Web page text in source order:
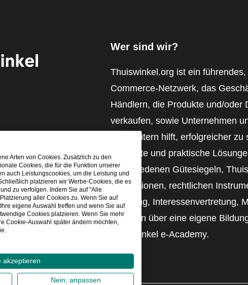
Wer sind wir?
Thuiswinkel.org ist ein
Commerce-Netzwerk, das
Händlern, die Produkte und/oder
verkaufen, sowie Unternehmen
Mitarbeitern hilft, erfolgreicher zu
relevante und praktische
verschiedenen Gütesiegeln,
Rezensionen, rechtlichen
Beratung, Interessenvertretung,
verfügen über eine eigene
Thuiswinkel e-Academy.
Arten von Cookies. Zusätzlich zu den
Cookies, die für die Funktion unserer
auch Leistungscookies, um die Leistung und
platzieren wir Werbe-Cookies, die es
zu verfolgen. Indem Sie auf "Alle
aller Cookies zu. Wenn Sie auf
eigene Auswahl treffen und wenn Sie auf
Cookies platzieren. Wenn Sie mehr
Cookie-Auswahl später ändern möchten,
akzeptieren
Nein, anpassen